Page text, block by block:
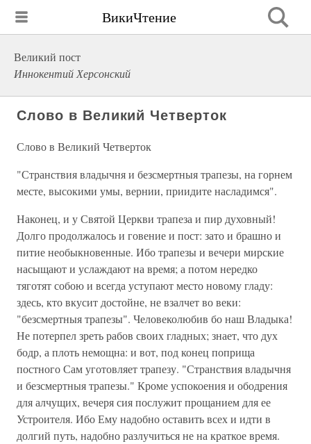
ВикиЧтение
Великий пост
Иннокентий Херсонский
Слово в Великий Четверток
Слово в Великий Четверток
"Странствия владычня и безсмертныя трапезы, на горнем
месте, высокими умы, вернии, приидите насладимся".
Наконец, и у Святой Церкви трапеза и пир духовный!
Долго продолжалось и говение и пост: зато и брашно и
питие необыкновенные. Ибо трапезы и вечери мирские
насыщают и услаждают на время; а потом нередко
тяготят собою и всегда уступают место новому гладу:
здесь, кто вкусит достойне, не взалчет во веки:
"безсмертныя трапезы". Человеколюбив бо наш Владыка!
Не потерпел зреть рабов своих гладных; знает, что дух
бодр, а плоть немощна: и вот, под конец поприща
постного Сам уготовляет трапезу. "Странствия владычня
и безсмертныя трапезы." Кроме успокоения и ободрения
для алчущих, вечеря сия послужит прощанием для ее
Устроителя. Ибо Ему надобно оставить всех и идти в
долгий путь, надобно разлучиться не на краткое время.